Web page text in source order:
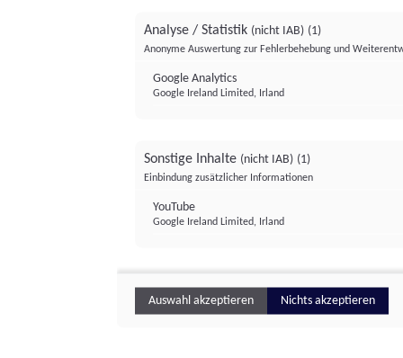
Analyse / Statistik (nicht IAB) (1)
Anonyme Auswertung zur Fehlerbehebung und
Google Analytics
Google Ireland Limited, Irland
Sonstige Inhalte (nicht IAB) (1)
Einbindung zusätzlicher Informationen
YouTube
Google Ireland Limited, Irland
Auswahl akzeptieren Nichts akzeptieren